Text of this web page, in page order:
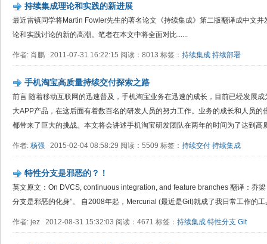
持续集成理论和实践的新进展
最近雷镇同学将Martin Fowler先生的著名论文《持续集成》第二版翻译成中文
论和实践讨论的新的高潮。笔者在本文中将全面对比......
作者: 肖鹏 2011-07-31 16:22:15 阅读：8013 标签： 持续集成 持续部署
手机淘宝高质量持续交付探索之路
前言 随着移动互联网的迅速普及，手机淘宝业务在迅速的成长，目前已经发展
大APP产品，在这后面有着数百名的研发人员的努力工作。业务的成长和人员
都带来了巨大的挑战。本文将会讲述手机淘宝研发团队在两年的时间为了达到高
作者: 杨强 2015-02-04 08:58:29 阅读：5509 标签： 持续交付 持续集成
特性分支是邪恶的？！
英文原文：On DVCS, continuous integration, and feature branches 翻译：乔
分支是邪恶的化身”。 自2008年起，Mercurial (最近是Git)就成了我日常工作的
作者: jez 2012-08-31 15:32:03 阅读：4671 标签： 持续集成 特性分支 Git